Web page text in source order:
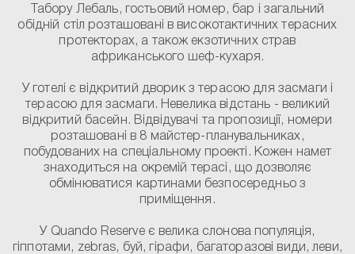
Табору Лебаль, гостьовий номер, бар і загальний
обідній стіл розташовані в високотактичних терасних
протекторах, а також екзотичних страв
африканського шеф-кухаря.
У готелі є відкритий дворик з терасою для засмаги і
терасою для засмаги. Невелика відстань - великий
відкритий басейн. Відвідувачі та пропозиції, номери
розташовані в 8 майстер-планувальниках,
побудованих на спеціальному проекті. Кожен намет
знаходиться на окремій терасі, що дозволяє
обмінюватися картинами безпосередньо з
приміщення.
У Quando Reserve є велика слонова популяція,
гіппотами, zebras, буй, гірафи, багаторазові види, леви,